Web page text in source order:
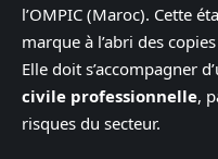
l’OMPIC (Maroc). Cette
marque à l’abri des
Elle doit s’accompagner
civile professionnelle,
risques du secteur.